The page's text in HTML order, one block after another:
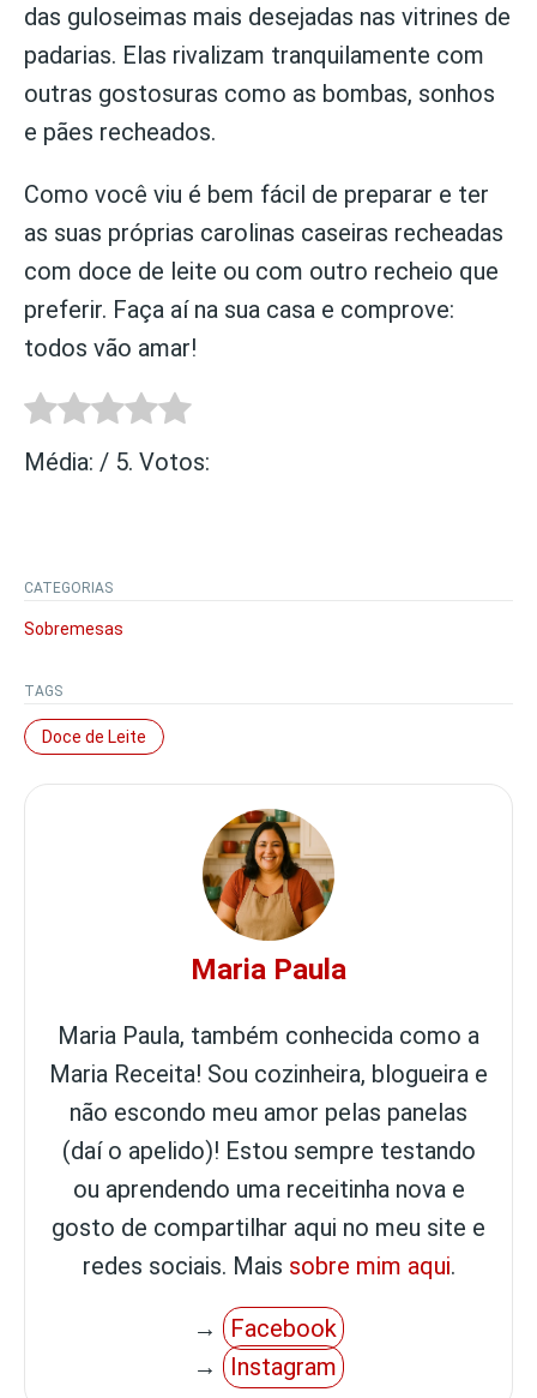
das guloseimas mais desejadas nas vitrines de
padarias. Elas rivalizam tranquilamente com
outras gostosuras como as bombas, sonhos
e pães recheados.
Como você viu é bem fácil de preparar e ter
as suas próprias carolinas caseiras recheadas
com doce de leite ou com outro recheio que
preferir. Faça aí na sua casa e comprove:
todos vão amar!
Média: / 5. Votos:
CATEGORIAS
Sobremesas
TAGS
Doce de Leite
Maria Paula
Maria Paula, também conhecida como a
Maria Receita! Sou cozinheira, blogueira e
não escondo meu amor pelas panelas
(daí o apelido)! Estou sempre testando
ou aprendendo uma receitinha nova e
gosto de compartilhar aqui no meu site e
redes sociais. Mais sobre mim aqui.
→
Facebook
→
Instagram